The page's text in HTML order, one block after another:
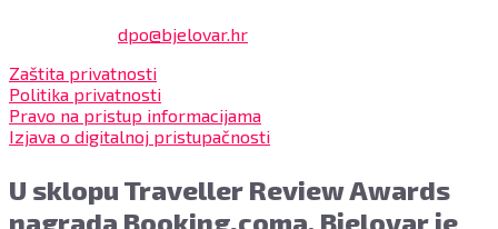
dpo@bjelovar.hr
Zaštita privatnosti
Politika privatnosti
Pravo na pristup informacijama
Izjava o digitalnoj pristupačnosti
U sklopu Traveller Review Awards
nagrada Booking.coma, Bjelovar je